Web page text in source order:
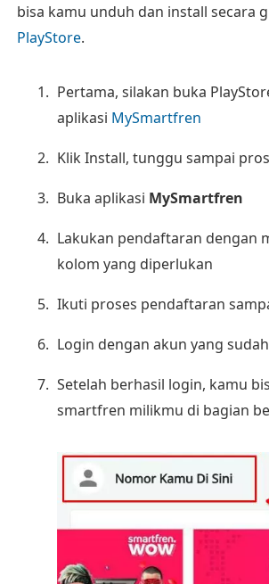
bisa kamu unduh dan install secara
PlayStore.
Pertama, silakan buka
aplikasi MySmartfren
Klik Install, tunggu sampai
Buka aplikasi MySmartfren
Lakukan pendaftaran dengan
kolom yang diperlukan
Ikuti proses pendaftaran
Login dengan akun yang
Setelah berhasil login, kamu
smartfren milikmu di bagian